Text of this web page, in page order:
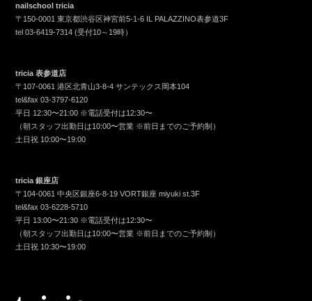
nailschool tricia
〒150-0001 東京都渋谷区神宮前5-1-6 IL PALAZZINO表参道3F
tel03-6419-7314 (受付10～19時）
tricia 表参道店
〒107-0061 港区北青山3-8-4 サンテックス岡本104
tel&fax03-3797-6120
平日 12:30〜21:00 ※電話受付は12:30〜
（朝スタッフ出勤日は10:00〜営業 ※前日までのご予約制）
土日祝 10:00〜19:00
tricia 銀座店
〒104-0061 中央区銀座6-8-19 VORT銀座 miyuki st.3F
tel&fax03-6228-5710
平日 13:00〜21:30 ※電話受付は12:30〜
（朝スタッフ出勤日は10:00〜営業 ※前日までのご予約制）
土日祝 10:30〜19:00